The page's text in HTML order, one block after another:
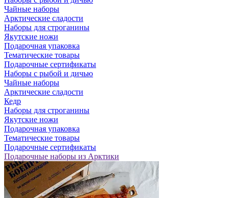
Чайные наборы
Арктические сладости
Наборы для строганины
Якутские ножи
Подарочная упаковка
Тематические товары
Подарочные сертификаты
Наборы с рыбой и дичью
Чайные наборы
Арктические сладости
Кедр
Наборы для строганины
Якутские ножи
Подарочная упаковка
Тематические товары
Подарочные сертификаты
Подарочные наборы из Арктики